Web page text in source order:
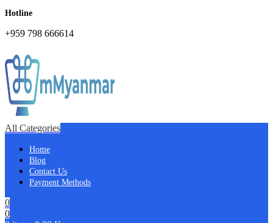
Hotline
+959 798 666614
All Categories
Home
Blog
Contact Us
Payment Methods
0
0